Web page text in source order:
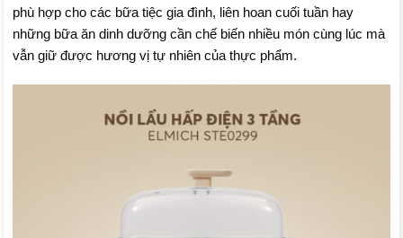
phù hợp cho các bữa tiệc gia đình, liên hoan cuối tuần hay
những bữa ăn dinh dưỡng cần chế biến nhiều món cùng lúc mà
vẫn giữ được hương vị tự nhiên của thực phẩm.